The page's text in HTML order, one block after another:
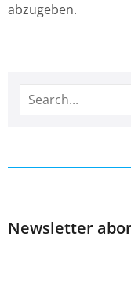
abzugeben.
Newsletter